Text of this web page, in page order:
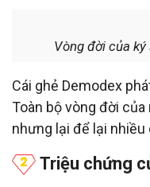
Vòng đời của
Cái ghẻ Demodex
Toàn bộ vòng đời
nhưng lại để lại
Triệu chứng